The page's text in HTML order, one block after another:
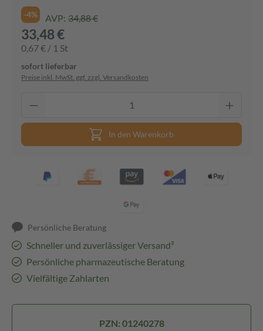
-4% AVP: 34,88 €
33,48 €
0,67 € / 1 St
sofort lieferbar
Preise inkl. MwSt. ggf. zzgl. Versandkosten
In den Warenkorb
Persönliche Beratung
Schneller und zuverlässiger Versand³
Persönliche pharmazeutische Beratung
Vielfältige Zahlarten
PZN: 01240278